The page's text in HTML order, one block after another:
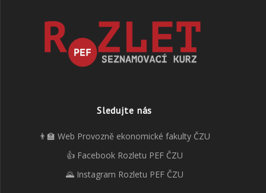
Sledujte nás
👨‍🏫 Web Provozně ekonomické fakulty ČZU
👍 Facebook Rozletu PEF ČZU
🌄 Instagram Rozletu PEF ČZU